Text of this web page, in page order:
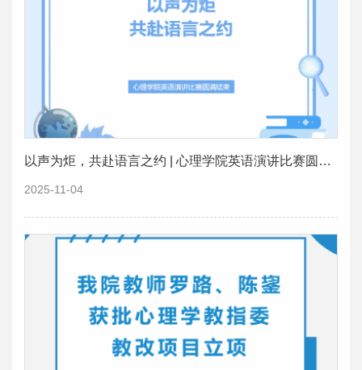
以声为炬，共赴语言之约 | 心理学院英语演讲比赛圆满结束
2025-11-04